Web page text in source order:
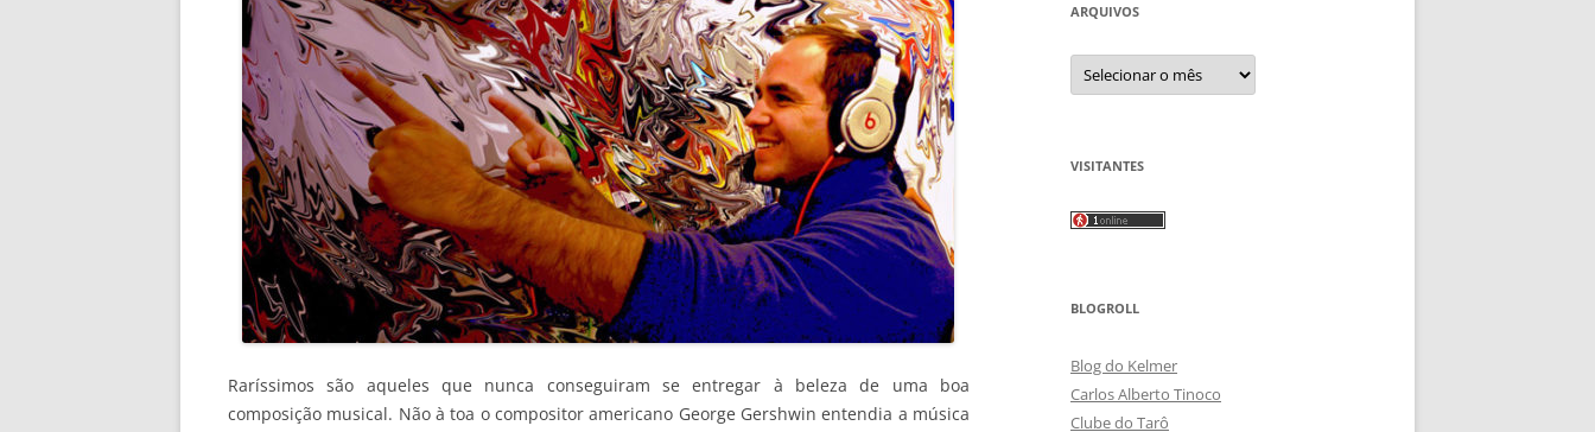
Raríssimos são aqueles que nunca conseguiram se entregar à beleza de uma boa
composição musical. Não à toa o compositor americano George Gershwin entendia a música
ARQUIVOS
Arquivos
VISITANTES
BLOGROLL
Blog do Kelmer
Carlos Alberto Tinoco
Clube do Tarô